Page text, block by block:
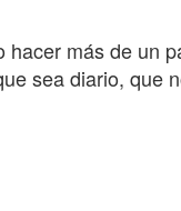
más de un
sea diario, que